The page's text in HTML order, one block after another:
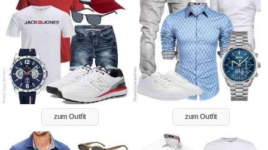
zum Outfit zum Outfit